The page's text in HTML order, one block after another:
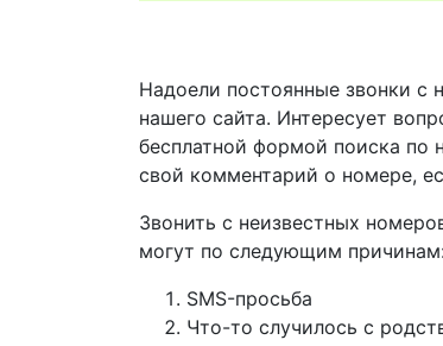
Надоели постоянные звонки с
нашего сайта. Интересует
бесплатной формой поиска по
свой комментарий о номере,
Звонить с неизвестных
могут по следующим
SMS-просьба
Что-то случилось с